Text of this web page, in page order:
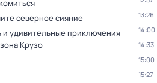
северное сияние
удивительные приключения
Крузо
13:26
14:00
14:33
15:00
15:27